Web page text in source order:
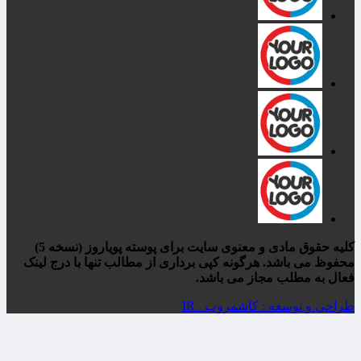
کلیه حقوق مادی و معنوی سایت برای پوسته پویاروز (نسخه 5)
محفوظ می باشد. هرگونه کپی برداری از مطالب تنها با درج لینک
فعال به مطلب مجاز می باشد.
طراحی و توسعه : کاشمروب . IR